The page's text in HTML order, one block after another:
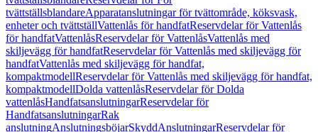
tvättställsblandareApparatanslutningar för tvättområde, köksvask,
enheter och tvättställVattenlås för handfatReservdelar för Vattenlås
för handfatVattenlåsReservdelar för VattenlåsVattenlås med
skiljevägg för handfatReservdelar för Vattenlås med skiljevägg för
handfatVattenlås med skiljevägg för handfat,
kompaktmodellReservdelar för Vattenlås med skiljevägg för handfat,
kompaktmodellDolda vattenlåsReservdelar för Dolda
vattenlåsHandfatsanslutningarReservdelar för
HandfatsanslutningarRak
anslutningAnslutningsböjarSkyddAnslutningarReservdelar för